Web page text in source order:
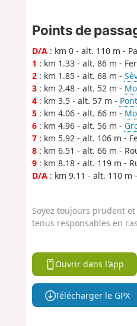
Points de
D/A: km 0 - alt. 110 m -
1 : km 1.33 - alt. 86 m -
2: km 1.85 - alt. 68 m -
3: km 2.48 - alt. 52 m -
4: km 3.5 - alt. 57 m -
5: km 4.06 - alt. 66 m -
6: km 4.96 - alt. 56 m -
7: km 5.92 - alt. 106 m -
8: km 6.51 - alt. 66 m -
9: km 8.18 - alt. 119 m -
D/A: km 9.11 - alt. 110 m
Soyez toujours prudent
tenus responsables en
Ouvrir dans l'app
Télécharger le GPX